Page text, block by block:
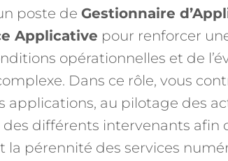
poste de Gestionnaire
Applicative pour renforcer
opérationnelles et de
Dans ce rôle, vous
applications, au pilotage des
différents intervenants afin
la pérennité des services